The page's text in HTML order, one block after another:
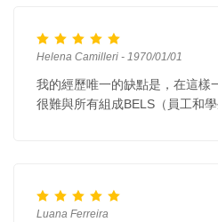
Helena Camilleri - 1970/01/01
我的經歷唯一的缺點是，在這樣
很難與所有組成BELS（員工和
Luana Ferreira